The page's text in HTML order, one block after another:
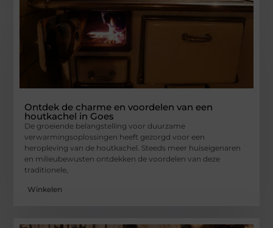
Ontdek de charme en voordelen van een
houtkachel in Goes
De groeiende belangstelling voor duurzame
verwarmingsoplossingen heeft gezorgd voor een
heropleving van de houtkachel. Steeds meer huiseigenaren
en milieubewusten ontdekken de voordelen van deze
traditionele,
Winkelen